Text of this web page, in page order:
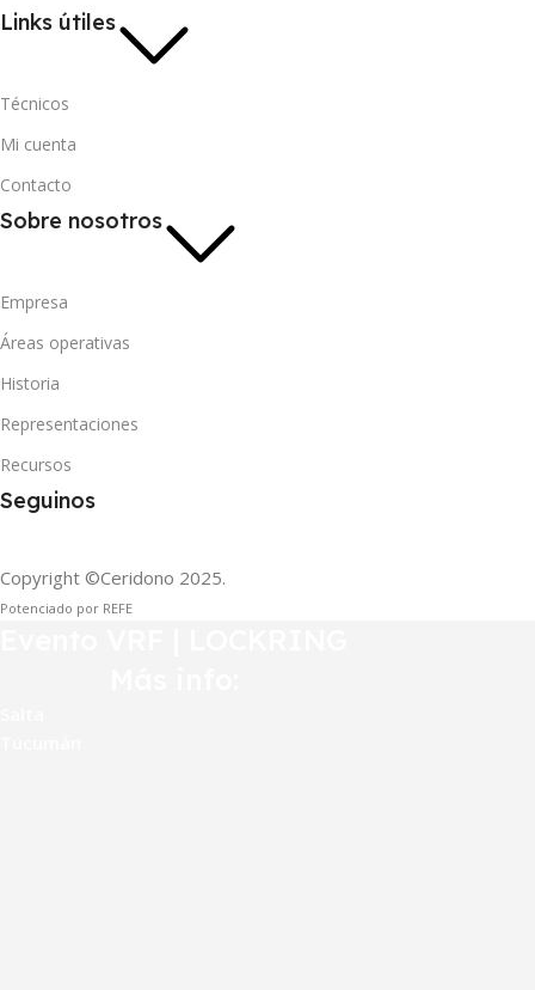
Links útiles
Técnicos
Mi cuenta
Contacto
Sobre nosotros
Empresa
Áreas operativas
Historia
Representaciones
Recursos
Seguinos
Copyright ©Ceridono 2025.
Potenciado por REFE